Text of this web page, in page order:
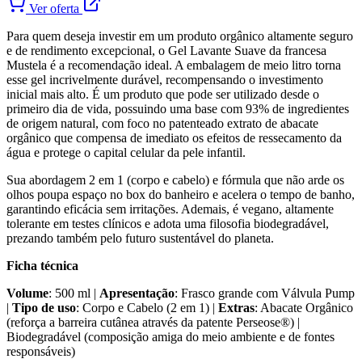
Ver oferta
Para quem deseja investir em um produto orgânico altamente seguro
e de rendimento excepcional, o Gel Lavante Suave da francesa
Mustela é a recomendação ideal. A embalagem de meio litro torna
esse gel incrivelmente durável, recompensando o investimento
inicial mais alto. É um produto que pode ser utilizado desde o
primeiro dia de vida, possuindo uma base com 93% de ingredientes
de origem natural, com foco no patenteado extrato de abacate
orgânico que compensa de imediato os efeitos de ressecamento da
água e protege o capital celular da pele infantil.
Sua abordagem 2 em 1 (corpo e cabelo) e fórmula que não arde os
olhos poupa espaço no box do banheiro e acelera o tempo de banho,
garantindo eficácia sem irritações. Ademais, é vegano, altamente
tolerante em testes clínicos e adota uma filosofia biodegradável,
prezando também pelo futuro sustentável do planeta.
Ficha técnica
Volume: 500 ml | Apresentação: Frasco grande com Válvula Pump
| Tipo de uso: Corpo e Cabelo (2 em 1) | Extras: Abacate Orgânico
(reforça a barreira cutânea através da patente Perseose®) |
Biodegradável (composição amiga do meio ambiente e de fontes
responsáveis)